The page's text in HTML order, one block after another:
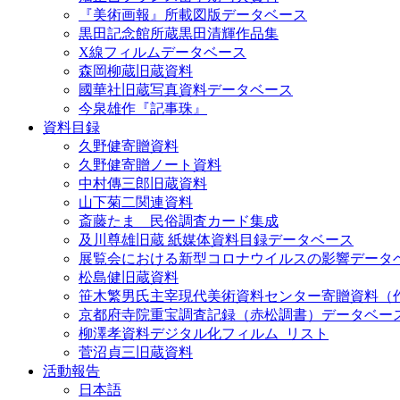
『美術画報』所載図版データベース
黒田記念館所蔵黒田清輝作品集
X線フィルムデータベース
森岡柳蔵旧蔵資料
國華社旧蔵写真資料データベース
今泉雄作『記事珠』
資料目録
久野健寄贈資料
久野健寄贈ノート資料
中村傳三郎旧蔵資料
山下菊二関連資料
斎藤たま 民俗調査カード集成
及川尊雄旧蔵 紙媒体資料目録データベース
展覧会における新型コロナウイルスの影響データ
松島健旧蔵資料
笹木繁男氏主宰現代美術資料センター寄贈資料（
京都府寺院重宝調査記録（赤松調書）データベー
柳澤孝資料デジタル化フィルム_リスト
菅沼貞三旧蔵資料
活動報告
日本語